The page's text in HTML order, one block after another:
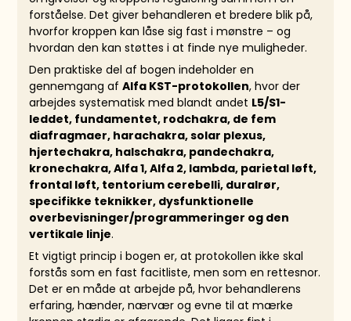
forståelse. Det giver behandleren et bredere blik på,
hvorfor kroppen kan låse sig fast i mønstre – og
hvordan den kan støttes i at finde nye muligheder.
Den praktiske del af bogen indeholder en
gennemgang afAlfa KST-protokollen, hvor der
arbejdes systematisk med blandt andet L5/S1-
leddet, fundamentet, rodchakra, de fem
diafragmaer, harachakra, solar plexus,
hjertechakra, halschakra, pandechakra,
kronechakra, Alfa 1, Alfa 2, lambda, parietal løft,
frontal løft, tentorium cerebelli, duralrør,
specifikke teknikker, dysfunktionelle
overbevisninger/programmeringer og den
vertikale linje.
Et vigtigt princip i bogen er, at protokollen ikke skal
forstås som en fast facitliste, men som en rettesnor.
Det er en måde at arbejde på, hvor behandlerens
erfaring, hænder, nærvær og evne til at mærke